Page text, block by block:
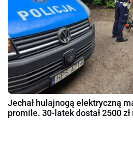
Jechał hulajnogą elektryczną
promile. 30-latek dostał 2500